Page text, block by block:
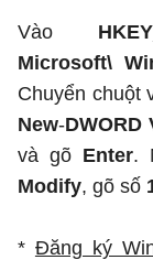
Vào
Microsoft\
Chuyển chuột
New-DWORD
và gõ Enter.
Modify, gõ số
* Đăng ký